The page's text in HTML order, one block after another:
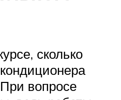
сколько
вопросе